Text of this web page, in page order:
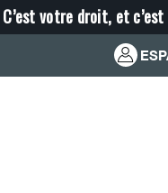
votre droit, et